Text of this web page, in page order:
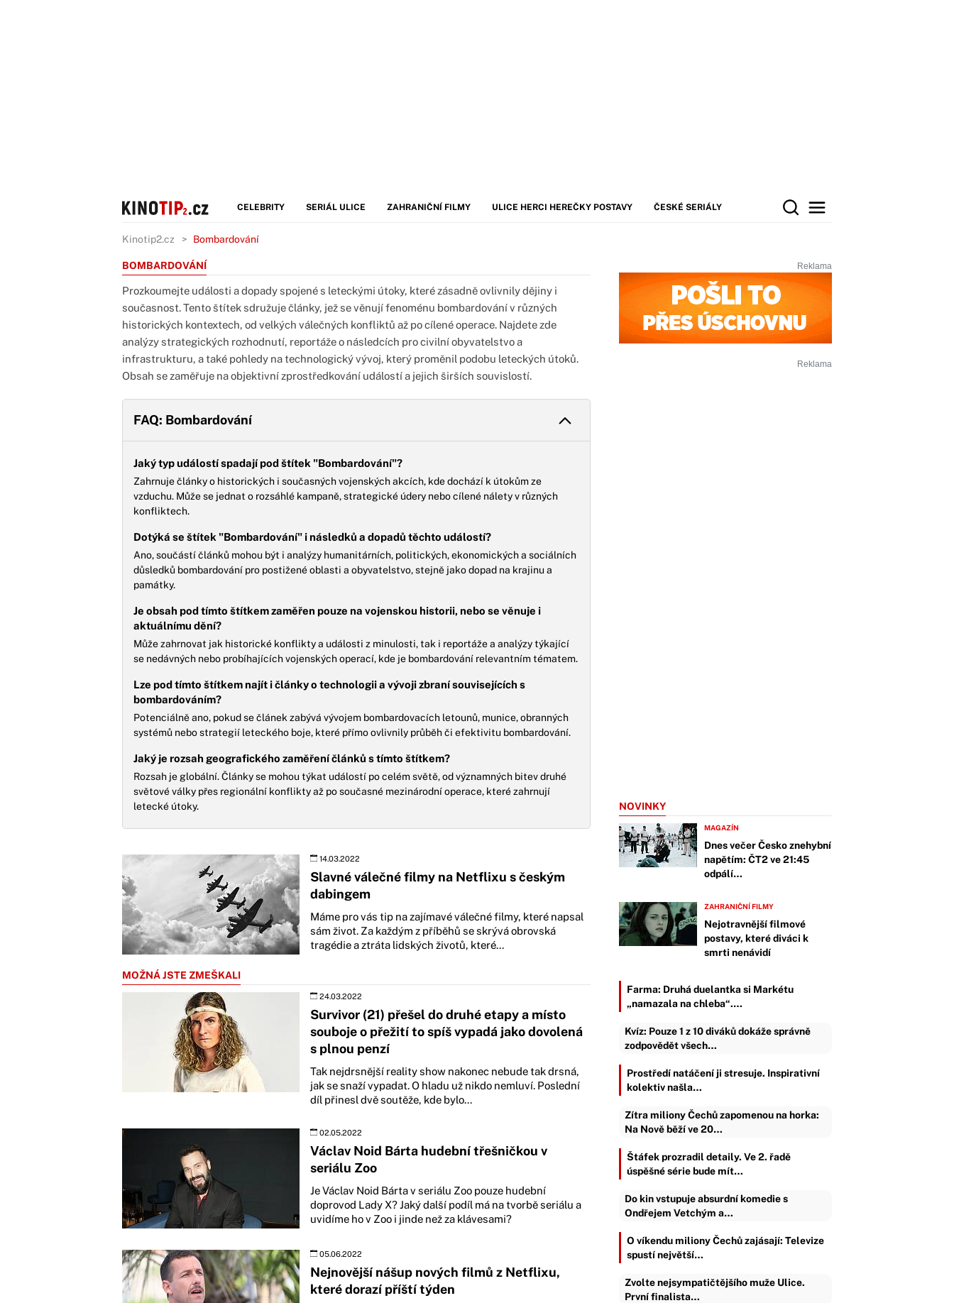
CELEBRITY SERIÁL ULICE ZAHRANIČNÍ FILMY ULICE HERCI HEREČKY POSTAVY ČESKÉ SERIÁLY
Kinotip2.cz Bombardování
BOMBARDOVÁNÍ
Prozkoumejte události a dopady spojené s leteckými útoky, které zásadně ovlivnily dějiny i
současnost. Tento štítek sdružuje články, jež se věnují fenoménu bombardování v různých
historických kontextech, od velkých válečných konfliktů až po cílené operace. Najdete zde
analýzy strategických rozhodnutí, reportáže o následcích pro civilní obyvatelstvo a
infrastrukturu, a také pohledy na technologický vývoj, který proměnil podobu leteckých útoků.
Obsah se zaměřuje na objektivní zprostředkování událostí a jejich širších souvislostí.
FAQ: Bombardování
Jaký typ událostí spadají pod štítek "Bombardování"?
Zahrnuje články o historických i současných vojenských akcích, kde dochází k útokům ze
vzduchu. Může se jednat o rozsáhlé kampaně, strategické údery nebo cílené nálety v různých
konfliktech.
Dotýká se štítek "Bombardování" i následků a dopadů těchto událostí?
Ano, součástí článků mohou být i analýzy humanitárních, politických, ekonomických a sociálních
důsledků bombardování pro postižené oblasti a obyvatelstvo, stejně jako dopad na krajinu a
památky.
Je obsah pod tímto štítkem zaměřen pouze na vojenskou historii, nebo se věnuje i
aktuálnímu dění?
Může zahrnovat jak historické konflikty a události z minulosti, tak i reportáže a analýzy týkající
se nedávných nebo probíhajících vojenských operací, kde je bombardování relevantním tématem.
Lze pod tímto štítkem najít i články o technologii a vývoji zbraní souvisejících s
bombardováním?
Potenciálně ano, pokud se článek zabývá vývojem bombardovacích letounů, munice, obranných
systémů nebo strategií leteckého boje, které přímo ovlivnily průběh či efektivitu bombardování.
Jaký je rozsah geografického zaměření článků s tímto štítkem?
Rozsah je globální. Články se mohou týkat událostí po celém světě, od významných bitev druhé
světové války přes regionální konflikty až po současné mezinárodní operace, které zahrnují
letecké útoky.
14.03.2022
Slavné válečné filmy na Netflixu s českým
dabingem
Máme pro vás tip na zajímavé válečné filmy, které napsal
sám život. Za každým z příběhů se skrývá obrovská
tragédie a ztráta lidských životů, které...
MOŽNÁ JSTE ZMEŠKALI
24.03.2022
Survivor (21) přešel do druhé etapy a místo
souboje o přežití to spíš vypadá jako dovolená
s plnou penzí
Tak nejdrsnější reality show nakonec nebude tak drsná,
jak se snaží vypadat. O hladu už nikdo nemluví. Poslední
díl přinesl dvě soutěže, kde bylo...
02.05.2022
Václav Noid Bárta hudební třešničkou v
seriálu Zoo
Je Václav Noid Bárta v seriálu Zoo pouze hudební
doprovod Lady X? Jaký další podíl má na tvorbě seriálu a
uvidíme ho v Zoo i jinde než za klávesami?
05.06.2022
Nejnovější nášup nových filmů z Netflixu,
které dorazí příští týden
NOVINKY
MAGAZÍN
Dnes večer Česko znehybní
napětím: ČT2 ve 21:45
odpálí…
ZAHRANIČNÍ FILMY
Nejotravnější filmové
postavy, které diváci k
smrti nenávidí
Farma: Druhá duelantka si Markétu
„namazala na chleba“.…
Kvíz: Pouze 1 z 10 diváků dokáže správně
zodpovědět všech…
Prostředí natáčení ji stresuje. Inspirativní
kolektiv našla…
Zítra miliony Čechů zapomenou na horka:
Na Nově běží ve 20…
Štáfek prozradil detaily. Ve 2. řadě
úspěšné série bude mít…
Do kin vstupuje absurdní komedie s
Ondřejem Vetchým a…
O víkendu miliony Čechů zajásají: Televize
spustí největší…
Zvolte nejsympatičtějšího muže Ulice.
První finalista…